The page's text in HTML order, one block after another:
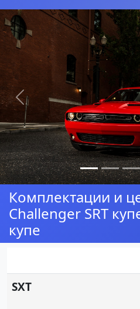
Предыдущая
Комплектации и
Challenger SRT
купе
SXT